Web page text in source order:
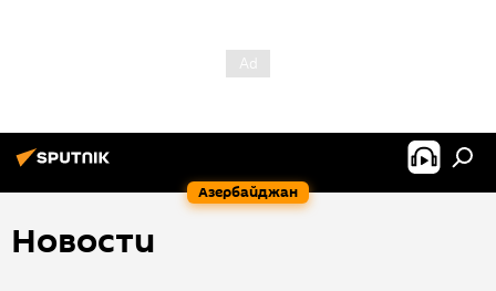
Азербайджан
Новости